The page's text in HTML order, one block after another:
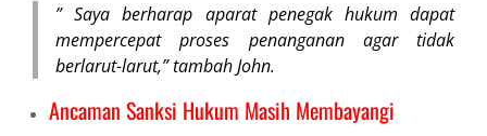
” Saya berharap aparat penegak hukum dapat
mempercepat proses penanganan agar tidak
berlarut-larut,” tambah John.
Ancaman Sanksi Hukum Masih Membayangi